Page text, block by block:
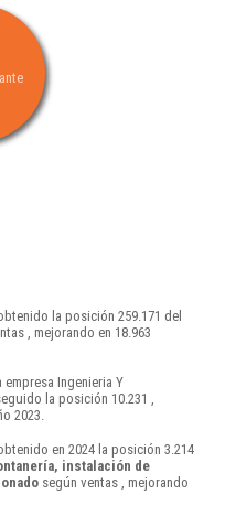
la posición 259.171 del
, mejorando en 18.963
empresa Ingenieria Y
la posición 10.231 ,
2023.
en 2024 la posición 3.214
instalación de
según ventas , mejorando